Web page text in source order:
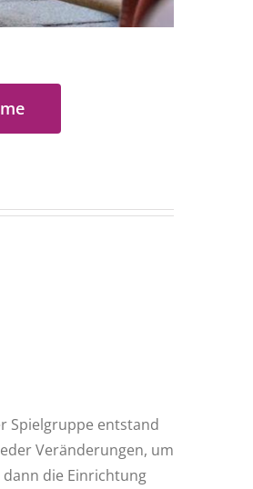
Spielgruppe entstand
Veränderungen, um
die Einrichtung